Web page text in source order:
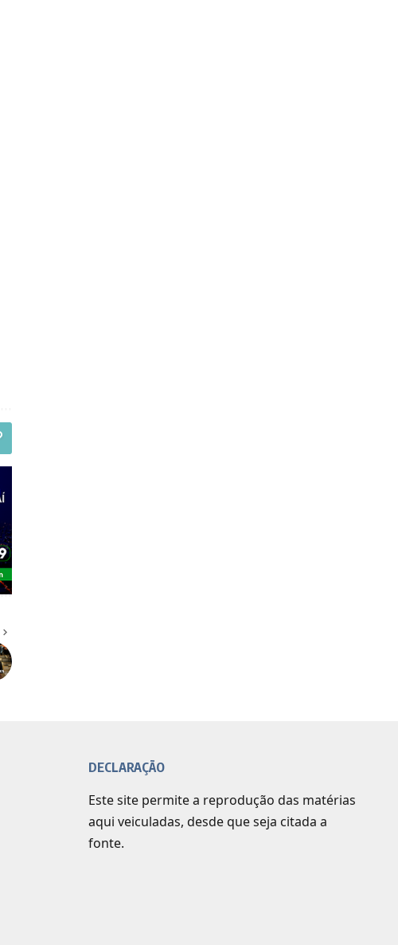
DECLARAÇÃO
Este site permite a reprodução das matérias
aqui veiculadas, desde que seja citada a
fonte.